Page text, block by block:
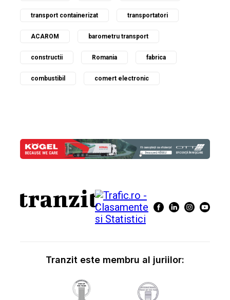
transport containerizat transportatori
ACAROM barometru transport
constructii Romania fabrica
combustibil comert electronic
Tranzit este membru al juriilor: